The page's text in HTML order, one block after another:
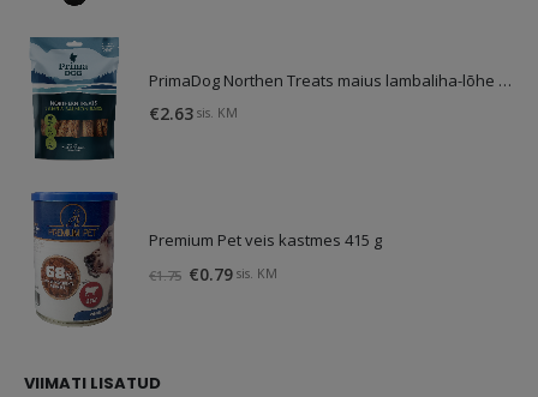
PrimaDog Northen Treats maius lambaliha-lõhe 80g
€2.63 sis. KM
Premium Pet veis kastmes 415 g
€1.75 Algne
€0.79Praegune
sis. KM
VIIMATI LISATUD